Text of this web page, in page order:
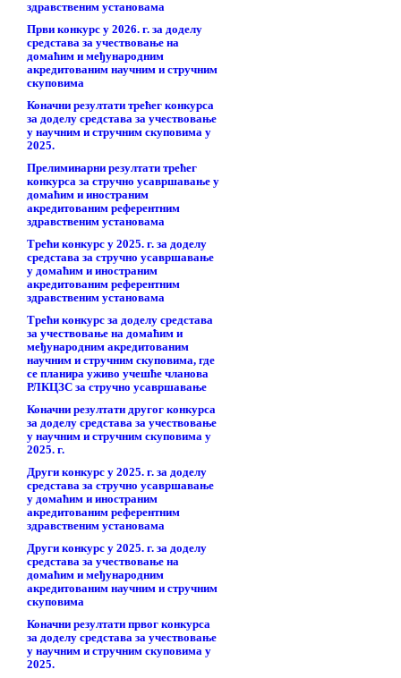
здравственим установама
Први конкурс у 2026. г. за доделу
средстава за учествовање на
домаћим и међународним
акредитованим научним и стручним
скуповима
Коначни резултати трећег конкурса
за доделу средстава за учествовање
у научним и стручним скуповима у
2025.
Прелиминарни резултати трећег
конкурса за стручно усавршавање у
домаћим и иностраним
акредитованим референтним
здравственим установама
Трећи конкурс у 2025. г. за доделу
средстава за стручно усавршавање
у домаћим и иностраним
акредитованим референтним
здравственим установама
Трећи конкурс за доделу средстава
за учествовање на домаћим и
међународним акредитованим
научним и стручним скуповима, где
се планира уживо учешће чланова
РЛКЦЗС за стручно усавршавање
Коначни резултати другог конкурса
за доделу средстава за учествовање
у научним и стручним скуповима у
2025. г.
Други конкурс у 2025. г. за доделу
средстава за стручно усавршавање
у домаћим и иностраним
акредитованим референтним
здравственим установама
Други конкурс у 2025. г. за доделу
средстава за учествовање на
домаћим и међународним
акредитованим научним и стручним
скуповима
Коначни резултати првог конкурса
за доделу средстава за учествовање
у научним и стручним скуповима у
2025.